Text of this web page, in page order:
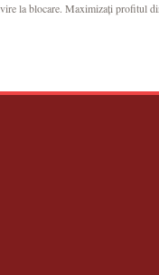
la blocare. Maximizați profitul